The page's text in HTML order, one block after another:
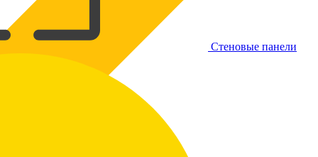
Стеновые панели